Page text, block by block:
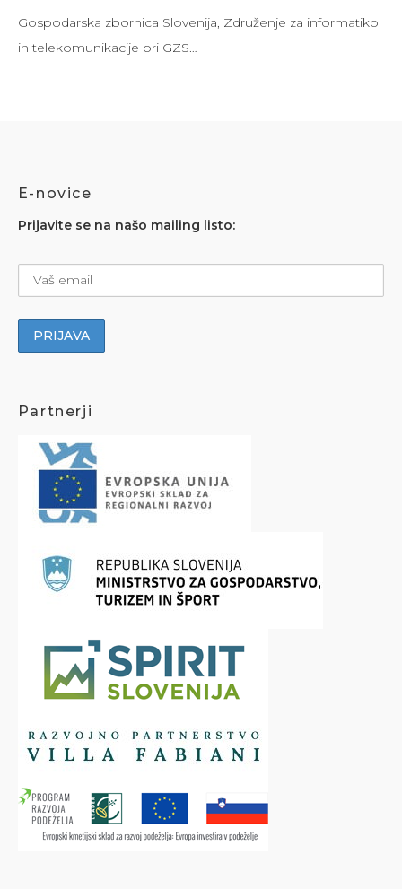
Gospodarska zbornica Slovenija, Združenje za informatiko
in telekomunikacije pri GZS…
E-novice
Prijavite se na našo mailing listo:
Partnerji